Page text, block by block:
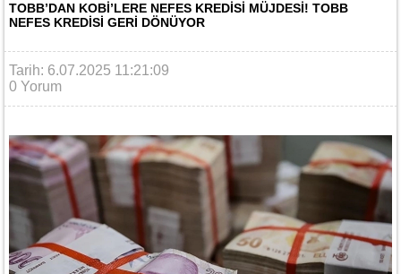
TOBB’DAN KOBİ’LERE NEFES KREDISI MÜJDESI! TOBB
NEFES KREDISI GERI DÖNÜYOR
Tarih: 6.07.2025 11:21:09
0 Yorum